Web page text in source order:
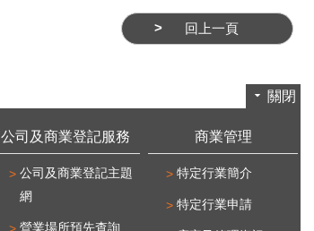
回上一頁
關閉
公司及商業登記服務
公司及商業登記主題
網
營業場所預先查詢
商業管理
特定行業簡介
特定行業申請